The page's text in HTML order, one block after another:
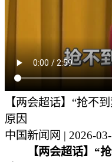
【两会超话】“抢不
原因
中国新闻网 | 2026-
【两会超话】“